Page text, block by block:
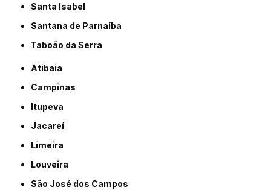
Santa Isabel
Santana de Parnaíba
Taboão da Serra
Atibaia
Campinas
Itupeva
Jacareí
Limeira
Louveira
São José dos Campos